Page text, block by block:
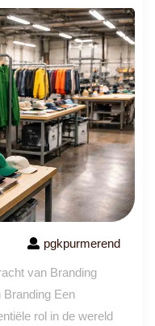
pgkpurmerend
van Branding
Een
rol in de wereld